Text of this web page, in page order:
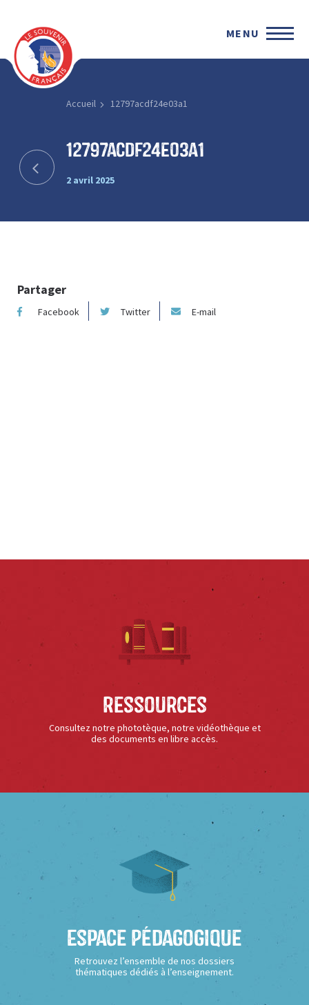
MENU
Accueil 12797acdf24e03a1
12797acdf24e03a1
2 avril 2025
Partager
Facebook Twitter E-mail
Ressources
Consultez notre phototèque, notre vidéothèque et
des documents en libre accès.
Espace Pédagogique
Retrouvez l’ensemble de nos dossiers
thématiques dédiés à l’enseignement.